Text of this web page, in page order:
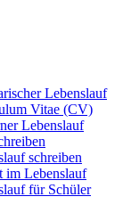
Lebenslauf
Vitae (CV)
Lebenslauf
schreiben
im Lebenslauf
für Schüler